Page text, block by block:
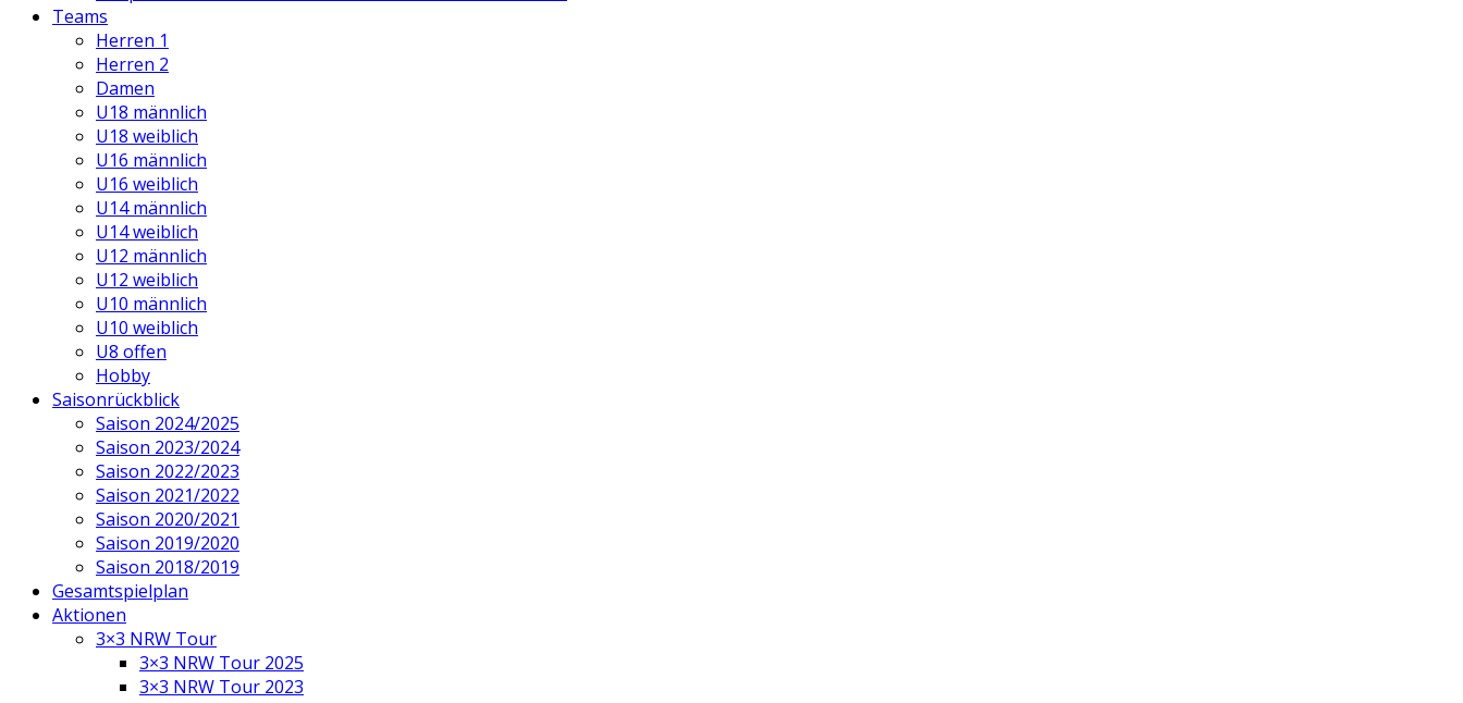
Teams
Herren 1
Herren 2
Damen
U18 männlich
U18 weiblich
U16 männlich
U16 weiblich
U14 männlich
U14 weiblich
U12 männlich
U12 weiblich
U10 männlich
U10 weiblich
U8 offen
Hobby
Saisonrückblick
Saison 2024/2025
Saison 2023/2024
Saison 2022/2023
Saison 2021/2022
Saison 2020/2021
Saison 2019/2020
Saison 2018/2019
Gesamtspielplan
Aktionen
3×3 NRW Tour
3×3 NRW Tour 2025
3×3 NRW Tour 2023